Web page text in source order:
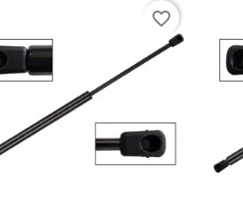
favorite_border